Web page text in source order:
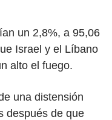
un 2,8%, a 95,06
Israel y el Líbano
alto el fuego.
una distensión
después de que